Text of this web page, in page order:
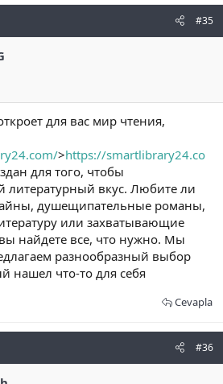
#35
для вас мир чтения,
>https://smartlibrary24.co
для того, чтобы
литературный вкус. Любите ли
душещипательные романы,
или захватывающие
найдете все, что нужно. Мы
разнообразный выбор
нашел что-то для себя
Cevapla
#36